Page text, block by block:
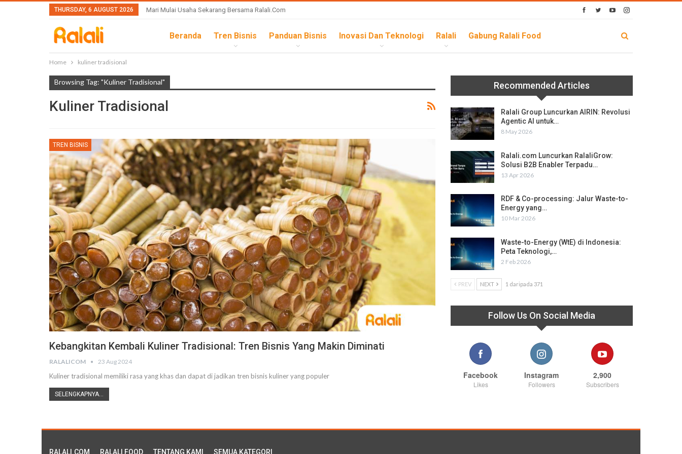
THURSDAY, 6 AUGUST 2026 Mari Mulai Usaha Sekarang Bersama Ralali.com
Beranda Tren Bisnis Panduan Bisnis Inovasi Dan Teknologi Ralali Gabung Ralali Food
Home kuliner tradisional
Browsing Tag: "kuliner Tradisional"
Kuliner Tradisional
TREN BISNIS
Kebangkitan Kembali Kuliner Tradisional: Tren Bisnis Yang Makin Diminati
RALALICOM 23 Aug 2024
Kuliner tradisional memiliki rasa yang khas dan dapat di jadikan tren bisnis kuliner yang populer
SELENGKAPNYA...
Recommended Articles
Ralali Group Luncurkan AIRIN: Revolusi
Agentic AI untuk…
8 May 2026
Ralali.com Luncurkan RalaliGrow:
Solusi B2B Enabler Terpadu…
13 Apr 2026
RDF & Co-processing: Jalur Waste-to-
Energy yang…
10 Mar 2026
Waste-to-Energy (WtE) di Indonesia:
Peta Teknologi,…
2 Feb 2026
PREV NEXT 1 daripada 371
Follow Us On Social Media
Facebook
Likes
Instagram
Followers
2,900
Subscribers
RALALI.COM RALALI FOOD TENTANG KAMI SEMUA KATEGORI